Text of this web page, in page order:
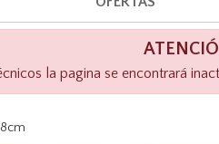
la pagina se encontrará